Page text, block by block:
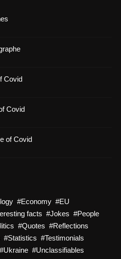
Covid
Covid
of Covid
#Economy #EU
facts #Jokes #People
#Quotes #Reflections
#Statistics #Testimonials
#Ukraine #Unclassifiables